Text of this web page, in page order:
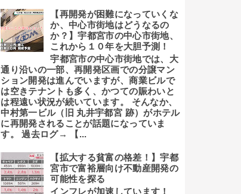
【再開発が困難になっていくな
か、中心市街地はどうなるの
か？】宇都宮市の中心市街地、
これから１０年を大胆予測！
宇都宮市の中心市街地では、大
通り沿いの一部、再開発区画での分譲マン
ション開発は進んでいますが、商業ビルで
は空きテナントも多く、かつての賑わいと
は程遠い状況が続いています。 そんなか、
中村第一ビル（旧 丸井宇都宮 跡）がホテル
に再開発されることが話題になっていま
す。 過去ログ→ 【...
【拡大する貧富の格差！】宇都
宮市で富裕層向け不動産開発の
可能性を探る
インフレが加速しています！